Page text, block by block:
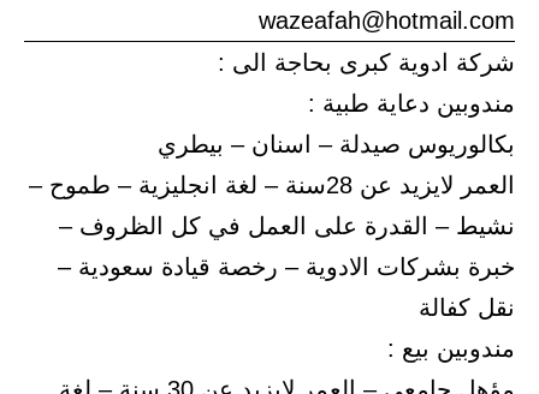
wazeafah@hotmail.com
شركة ادوية كبرى بحاجة الى :
مندوبين دعاية طبية :
بكالوريوس صيدلة – اسنان – بيطري
العمر لايزيد عن 28سنة – لغة انجليزية – طموح –
نشيط – القدرة على العمل في كل الظروف –
خبرة بشركات الادوية – رخصة قيادة سعودية –
نقل كفالة
مندوبين بيع :